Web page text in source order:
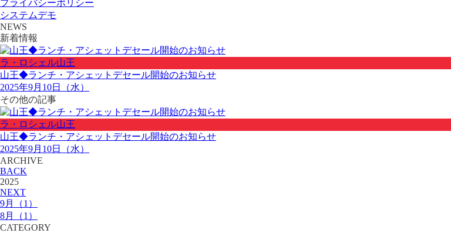
プライバシーポリシー
システムデモ
NEWS
新着情報
ラ・ロシェル山王
山王◆ランチ・アシェットデセール開始のお知らせ
2025年9月10日（水）
その他の記事
ラ・ロシェル山王
山王◆ランチ・アシェットデセール開始のお知らせ
2025年9月10日（水）
ARCHIVE
BACK
2025
NEXT
9月（1）
8月（1）
CATEGORY